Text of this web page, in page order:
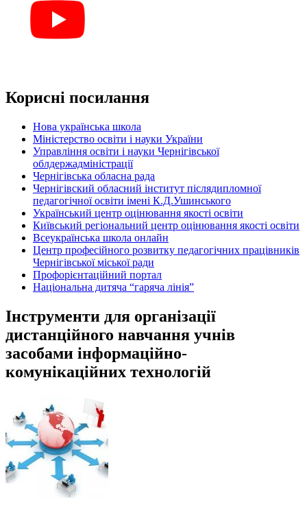
Корисні посилання
Нова українська школа
Міністерство освіти і науки України
Управління освіти і науки Чернігівської
облдержадміністрації
Чернігівська обласна рада
Чернігівский обласний інститут післядипломної
педагогічної освіти імені К.Д.Ушинського
Український центр оцінювання якості освіти
Київський регіональний центр оцінювання якості освіти
Всеукраїнська школа онлайн
Центр професійного розвитку педагогічних працівників
Чернігівської міської ради
Профорієнтаційний портал
Національна дитяча “гаряча лінія”
Інструменти для організації
дистанційного навчання учнів
засобами інформаційно-
комунікаційних технологій